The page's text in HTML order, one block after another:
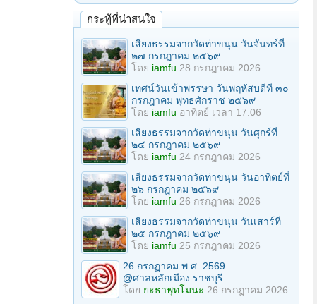
กระทู้ที่น่าสนใจ
เสียงธรรมจากวัดท่าขนุน วันจันทร์ที่
๒๗ กรกฎาคม ๒๕๖๙
โดย iamfu 28 กรกฎาคม 2026
เทศน์วันเข้าพรรษา วันพฤหัสบดีที่ ๓๐
กรกฎาคม พุทธศักราช ๒๕๖๙
โดย iamfu อาทิตย์ เวลา 17:06
เสียงธรรมจากวัดท่าขนุน วันศุกร์ที่
๒๔ กรกฎาคม ๒๕๖๙
โดย iamfu 24 กรกฎาคม 2026
เสียงธรรมจากวัดท่าขนุน วันอาทิตย์ที่
๒๖ กรกฎาคม ๒๕๖๙
โดย iamfu 26 กรกฎาคม 2026
เสียงธรรมจากวัดท่าขนุน วันเสาร์ที่
๒๕ กรกฎาคม ๒๕๖๙
โดย iamfu 25 กรกฎาคม 2026
26 กรกฏาคม พ.ศ. 2569
@ศาลหลักเมือง ราชบุรี
โดย ยะธาพุทโมนะ 26 กรกฎาคม 2026